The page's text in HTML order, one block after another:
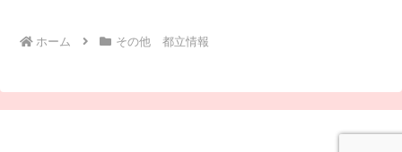
ホーム その他 都立情報